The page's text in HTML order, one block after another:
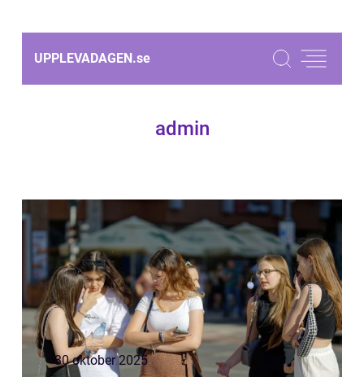
UPPLEVADAGEN.se
admin
30 oktober 2025